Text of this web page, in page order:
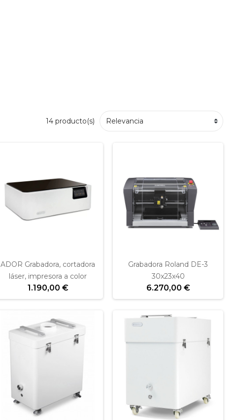
14 producto(s)
ADOR Grabadora, cortadora
láser, impresora a color
1.190,00 €
Grabadora Roland DE-3
30x23x40
6.270,00 €